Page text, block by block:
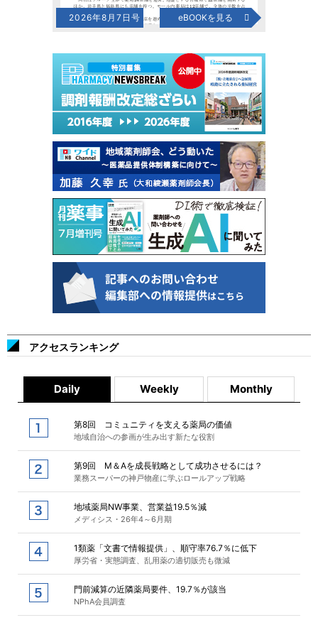
2026年8月7日号 eBOOKを見る
アクセスランキング
Daily Weekly Monthly
第8回 コミュニティを支える薬局の価値
地域自治への参画が生み出す新たな役割
第9回 M＆Aを成長戦略として成功させるには？
業務スーパーの神戸物産に学ぶロールアップ戦略
地域薬局NW事業、営業益19.5％減
メディシス・26年4～6月期
1類薬「文書で情報提供」、順守率76.7％に低下
厚労省・実態調査、乱用薬の適切販売も微減
門前減算の近隣薬局要件、19.7％が該当
NPhA会員調査